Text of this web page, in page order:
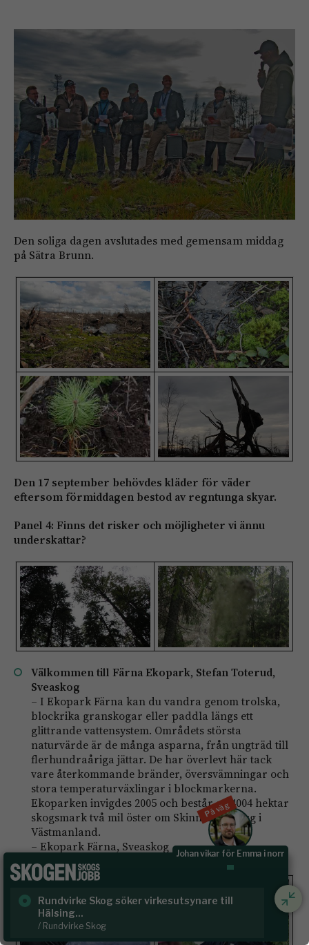
Den soliga dagen avslutades med gemensam middag
på Sätra Brunn.
Den 17 september behövdes kläder för väder
eftersom förmiddagen bestod av regntunga skyar.
Panel 4: Finns det risker och möjligheter vi ännu
underskattar?
Välkommen till Färna Ekopark, Stefan Toterud,
Sveaskog
– I Ekopark Färna kan du vandra genom trolska,
blockrika granskogar eller paddla längs ett
glittrande vattensystem. Områdets största
naturvärde är de många asparna, från ungträd till
flerhundraåriga jättar. De har överlevt här tack
vare återkommande bränder, översvämningar och
stora temperaturväxlingar i blockmarkerna.
Ekoparken invigdes 2005 och består av 4004 hektar
skogsmark två mil öster om Skinnskatteberg i
Västmanland.
– Ekopark Färna, Sveaskog
På väg
Johan vikar för Emma i norr
Rundvirke Skog söker virkesutsynare till
Hälsing...
/ Rundvirke Skog